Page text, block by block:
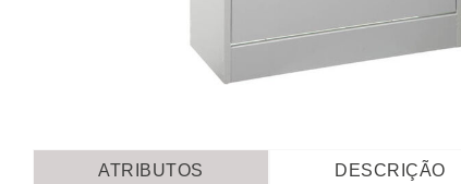
ATRIBUTOS DESCRIÇÃO